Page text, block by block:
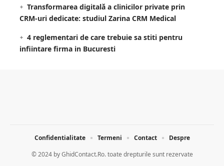
Transformarea digitală a clinicilor private prin
CRM-uri dedicate: studiul Zarina CRM Medical
4 reglementari de care trebuie sa stiti pentru
infiintare firma in Bucuresti
© 2024 byGhidContact.Ro. toate drepturile sunt rezervate
Confidentialitate Termeni Contact Despre